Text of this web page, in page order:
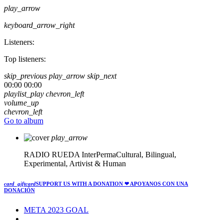
play_arrow
keyboard_arrow_right
Listeners:
Top listeners:
skip_previous play_arrow skip_next
00:00 00:00
playlist_play chevron_left
volume_up
chevron_left
Go to album
play_arrow
RADIO RUEDA InterPermaCultural, Bilingual,
Experimental, Artivist & Human
card_giftcardSUPPORT US WITH A DONATION ❤ APOYANOS CON UNA
DONACIÓN
META 2023 GOAL